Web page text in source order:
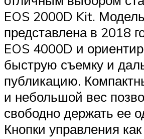
EOS 2000D Kit.
представлена в 2018
EOS 4000D и
быструю съемку и
публикацию.
и небольшой вес
свободно держать ее
Кнопки управления